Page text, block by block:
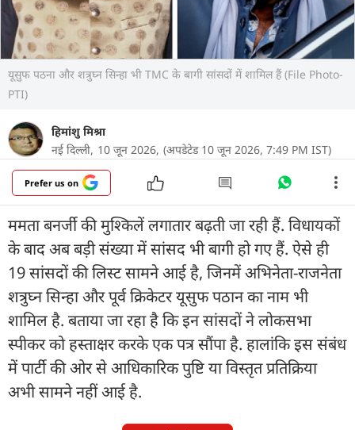
यूसुफ पठना और शत्रुघ्न सिन्हा भी TMC के बागी सांसदों में शामिल हैं (File Photo-
PTI)
हिमांशु मिश्रा
नई दिल्ली, 10 जून 2026, (अपडेटेड 10 जून 2026, 7:49 PM IST)
Prefer us on
ममता बनर्जी की मुश्किलें लगातार बढ़ती जा रही हैं. विधायकों
के बाद अब बड़ी संख्या में सांसद भी बागी हो गए हैं. ऐसे ही
19 सांसदों की लिस्ट सामने आई है, जिनमें अभिनेता-राजनेता
शत्रुघ्न सिन्हा और पूर्व क्रिकेटर यूसुफ पठान का नाम भी
शामिल है. बताया जा रहा है कि इन सांसदों ने लोकसभा
स्पीकर को हस्ताक्षर करके एक पत्र सौंपा है. हालांकि इस संबंध
में पार्टी की ओर से आधिकारिक पुष्टि या विस्तृत प्रतिक्रिया
अभी सामने नहीं आई है.